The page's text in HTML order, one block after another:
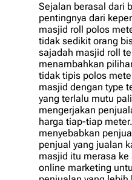
Sejalan berasal dari
pentingnya dari
masjid roll polos
tidak sedikit orang
sajadah masjid roll
menambahkan
tidak tipis polos
masjid dengan type
yang terlalu mutu
mengerjakan
harga tiap-tiap
menyebabkan
penjual yang jualan
masjid itu merasa
online marketing